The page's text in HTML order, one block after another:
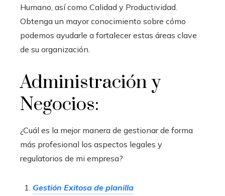
Humano, así como Calidad y Productividad.
Obtenga un mayor conocimiento sobre cómo
podemos ayudarle a fortalecer estas áreas clave
de su organización.
Administración y
Negocios:
¿Cuál es la mejor manera de gestionar de forma
más profesional los aspectos legales y
regulatorios de mi empresa?
Gestión Exitosa de planilla